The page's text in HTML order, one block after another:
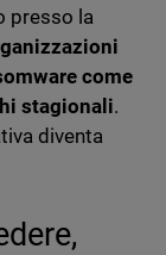
presso la
come
stagionali.
diventa